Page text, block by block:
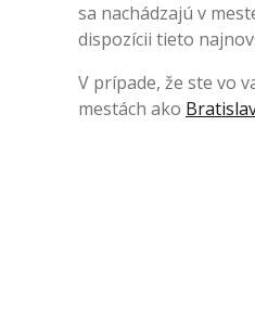
sa nachádzajú v
dispozícii tieto
V prípade, že ste vo
mestách ako